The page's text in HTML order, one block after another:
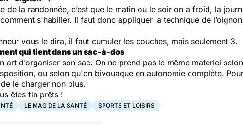
de la randonnée, c’est que le matin ou le soir on a froid, la
s'habiller. Il faut donc appliquer la technique de
vous le dira, il faut cumuler les couches, mais seulement 3.
qui tient dans un sac-à-dos
art d’organiser son sac. On ne prend pas le même matériel
ou selon qu'on bivouaque en autonomie complète.
le charger non plus.
êtes fin prêts !
LE MAG DE LA SANTÉ SPORTS ET LOISIRS